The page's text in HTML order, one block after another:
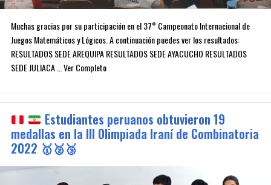
Muchas gracias por su participación en el 37° Campeonato Internacional de
Juegos Matemáticos y Lógicos. A continuación puedes ver los resultados:
RESULTADOS SEDE AREQUIPA RESULTADOS SEDE AYACUCHO RESULTADOS
SEDE JULIACA … Ver Completo
Estudiantes peruanos obtuvieron 19
medallas en la III Olimpiada Iraní de Combinatoria
2022 🥇🥈🥉